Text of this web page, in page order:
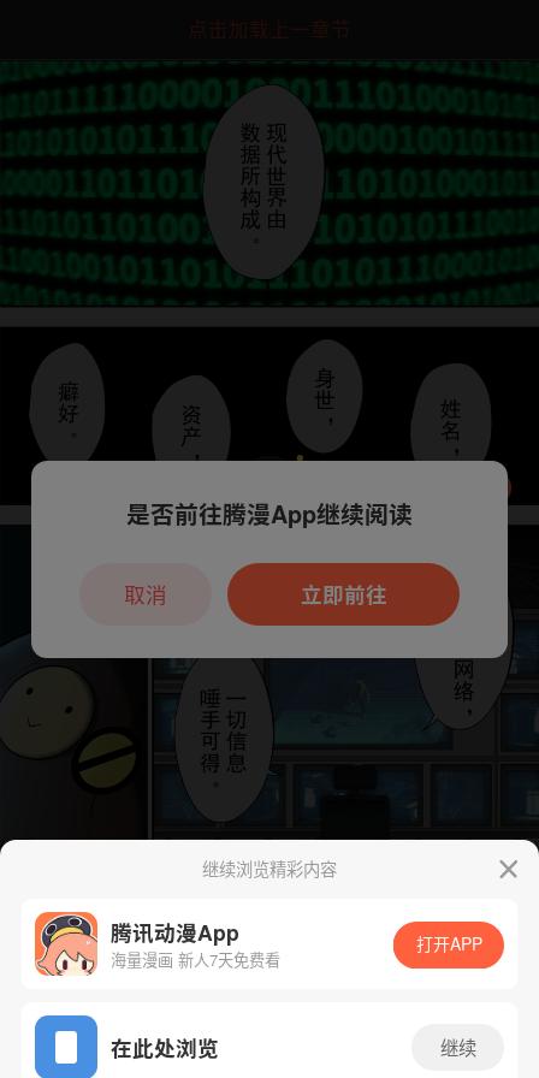
点击加载上一章节
App免费看
下一话
继续浏览精彩内容
腾讯动漫App
海量漫画 新人7天免费看
打开APP
在此处浏览 继续
本章节仅支持App阅读，可打开App新用
户7天免费看
是否前往腾漫App继续阅读
立即前往
取消